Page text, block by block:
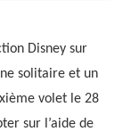
Disney sur
solitaire et un
volet le 28
sur l’aide de